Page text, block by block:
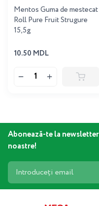
Mentos Guma de mestecat
Roll Pure Fruit Strugure
15,5g
10.50 MDL
Abonează-te la
noastre!